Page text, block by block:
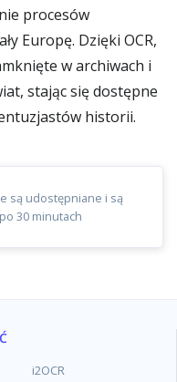
procesów
Europę. Dzięki OCR,
w archiwach i
stając się dostępne
historii.
są udostępniane i są
30 minutach
i2OCR